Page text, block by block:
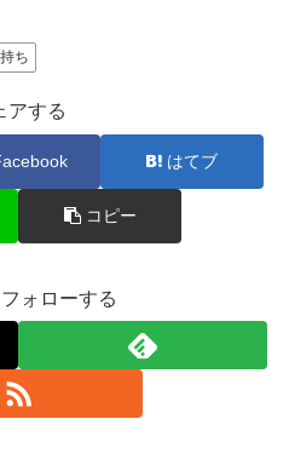
ち
アする
はてブ
コピー
ォローする